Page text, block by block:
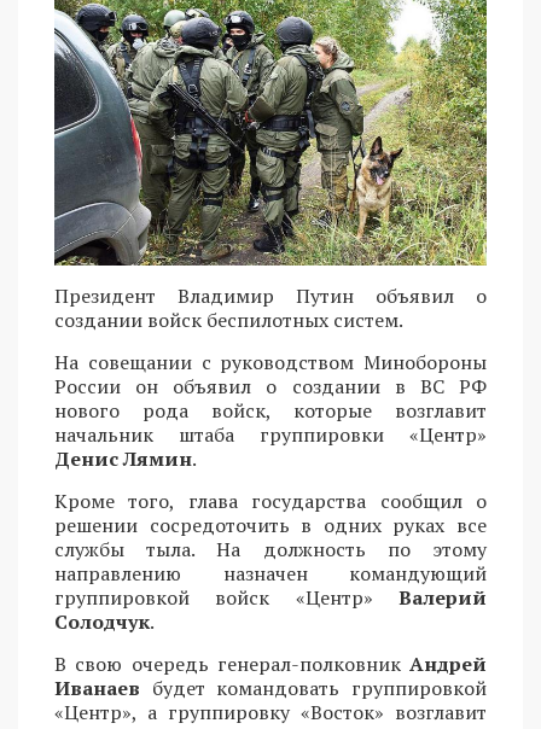
Президент Владимир Путин объявил о
создании войск беспилотных систем.
На совещании с руководством Минобороны
России он объявил о создании в ВС РФ
нового рода войск, которые возглавит
начальник штаба группировки «Центр»
Денис Лямин.
Кроме того, глава государства сообщил о
решении сосредоточить в одних руках все
службы тыла. На должность по этому
направлению назначен командующий
группировкой войск «Центр» Валерий
Солодчук.
В свою очередь генерал-полковникАндрей
Иванаев будет командовать группировкой
«Центр», а группировку «Восток» возглавит